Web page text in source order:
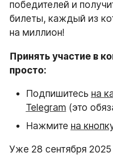
победителей и
билеты, каждый из
на миллион!
Принять участие в
просто:
Подпишитесь на
Telegram (это
Нажмите на
Уже 28 сентября